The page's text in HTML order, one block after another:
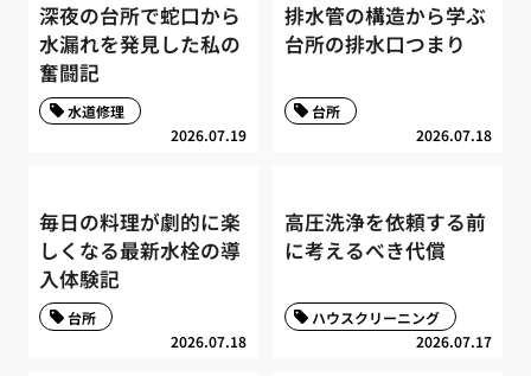
深夜の台所で蛇口から
水漏れを発見した私の
奮闘記
2026.07.19
水道修理
排水管の構造から学ぶ
台所の排水口つまり
2026.07.18
台所
毎日の料理が劇的に楽
しくなる最新水栓の導
入体験記
2026.07.18
台所
高圧洗浄を依頼する前
に考えるべき代償
2026.07.17
ハウスクリーニング